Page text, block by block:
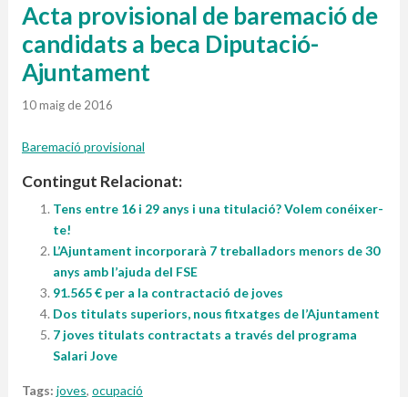
Acta provisional de baremació de
candidats a beca Diputació-
Ajuntament
10 maig de 2016
Baremació provisional
Contingut Relacionat:
Tens entre 16 i 29 anys i una titulació? Volem conéixer-
te!
L’Ajuntament incorporarà 7 treballadors menors de 30
anys amb l’ajuda del FSE
91.565 € per a la contractació de joves
Dos titulats superiors, nous fitxatges de l’Ajuntament
7 joves titulats contractats a través del programa
Salari Jove
Tags: joves, ocupació